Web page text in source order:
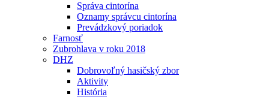
Správa cintorína
Oznamy správcu cintorína
Prevádzkový poriadok
Farnosť
Zubrohlava v roku 2018
DHZ
Dobrovoľný hasičský zbor
Aktivity
História